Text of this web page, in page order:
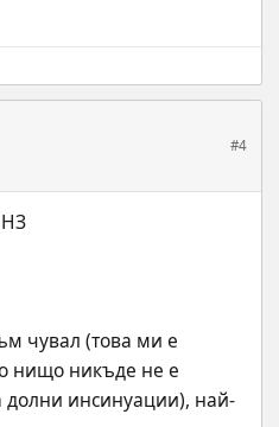
#4
чувал (това ми е
нищо никъде не е
инсинуации), най-